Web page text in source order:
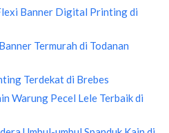
Banner Digital Printing di
Termurah di Todanan
Terdekat di Brebes
Warung Pecel Lele Terbaik di